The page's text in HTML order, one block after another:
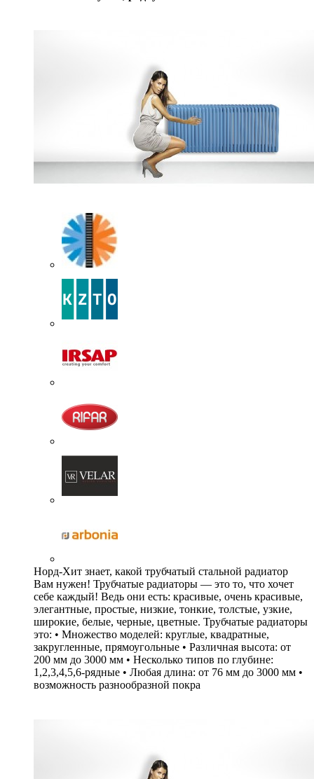
Норд-Хит знает, какой трубчатый стальной радиатор
Вам нужен! Трубчатые радиаторы — это то, что хочет
себе каждый! Ведь они есть: красивые, очень красивые,
элегантные, простые, низкие, тонкие, толстые, узкие,
широкие, белые, черные, цветные. Трубчатые радиаторы
это: • Множество моделей: круглые, квадратные,
закругленные, прямоугольные • Различная высота: от
200 мм до 3000 мм • Несколько типов по глубине:
1,2,3,4,5,6-рядные • Любая длина: от 76 мм до 3000 мм •
возможность разнообразной покра